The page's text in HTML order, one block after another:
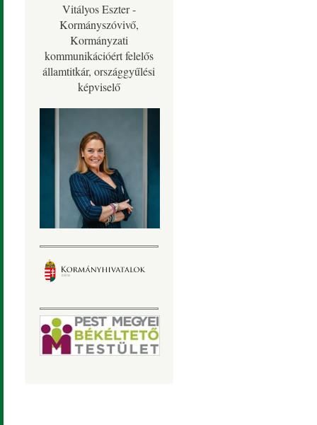
Vitályos Eszter -
Kormányszóvivő,
Kormányzati
kommunikációért felelős
államtitkár, országgyűlési
képviselő